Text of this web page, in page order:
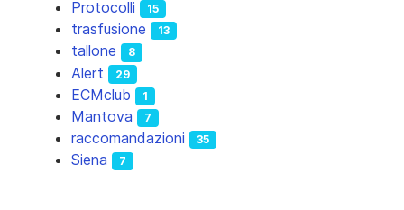
Protocolli 15
trasfusione 13
tallone 8
Alert 29
ECMclub 1
Mantova 7
raccomandazioni 35
Siena 7